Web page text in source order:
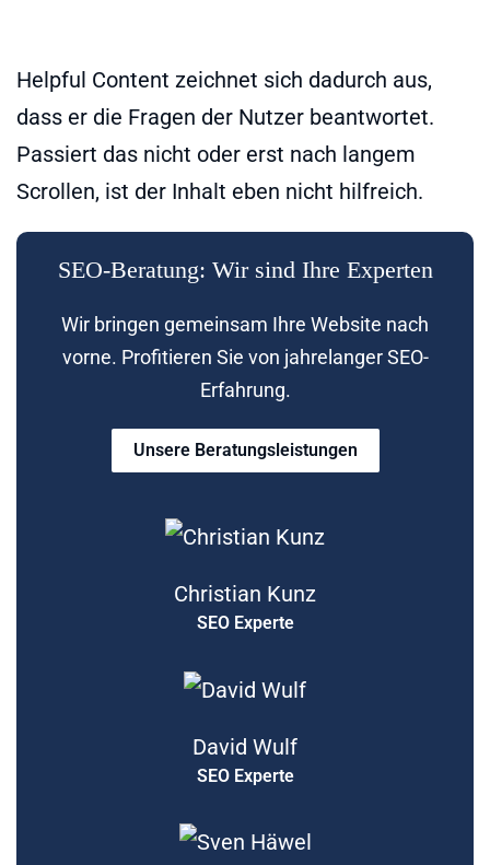
Helpful Content zeichnet sich dadurch aus,
dass er die Fragen der Nutzer beantwortet.
Passiert das nicht oder erst nach langem
Scrollen, ist der Inhalt eben nicht hilfreich.
SEO-Beratung: Wir sind Ihre Experten
Wir bringen gemeinsam Ihre Website nach
vorne. Profitieren Sie von jahrelanger SEO-
Erfahrung.
Unsere Beratungsleistungen
Christian Kunz
SEO Experte
David Wulf
SEO Experte